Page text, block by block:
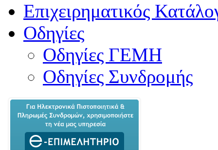
Επιχειρηματικός
Οδηγίες
Οδηγίες ΓΕΜΗ
Οδηγίες Συνδρομής